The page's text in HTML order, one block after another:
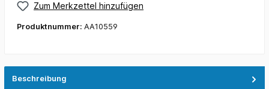
Zum Merkzettel hinzufügen
Produktnummer: AA10559
Beschreibung